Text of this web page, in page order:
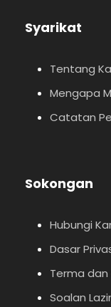
Syarikat
Tentang
Mengapa
Catatan
Sokongan
Hubungi
Dasar
Terma dan
Soalan